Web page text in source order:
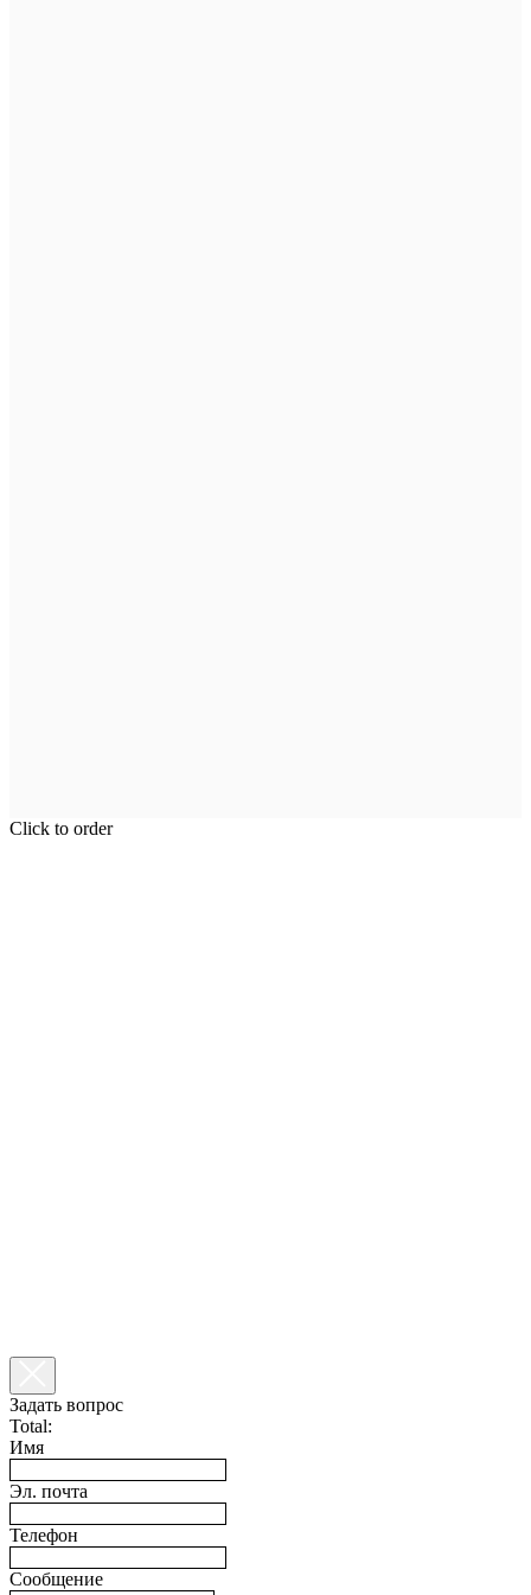
Click to order
Задать вопрос
Total:
Имя
Эл. почта
Телефон
Сообщение